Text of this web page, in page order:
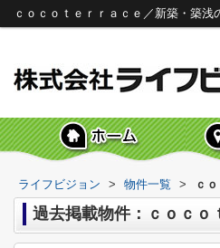
ｃｏｃｏｔｅｒｒａｃｅ／新築・築
ライフビジョン > 物件一覧 > ｃ
過去掲載物件：ｃｏｃｏ